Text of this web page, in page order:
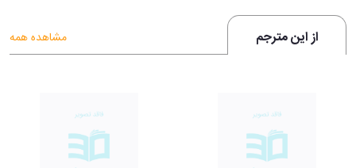
از این مترجم مشاهده همه